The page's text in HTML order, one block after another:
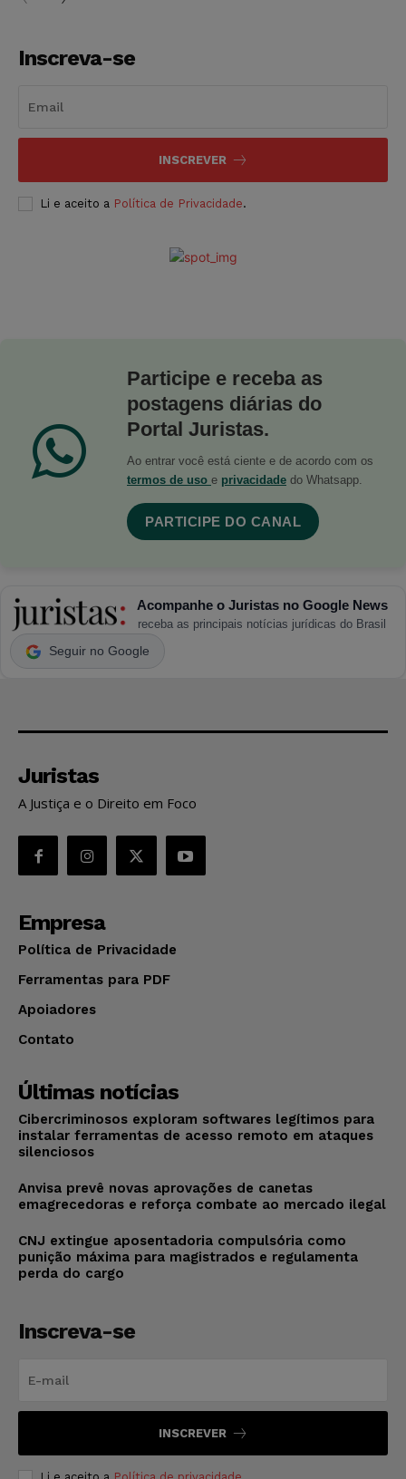
Inscreva-se
INSCREVER
Li e aceito a Política de Privacidade.
Participe e receba as
postagens diárias do
Portal Juristas.
Ao entrar você está ciente e de acordo com os
termos de uso e privacidade do Whatsapp.
PARTICIPE DO CANAL
Acompanhe o Juristas no Google News
receba as principais notícias jurídicas do Brasil
Seguir no Google
Juristas
A Justiça e o Direito em Foco
Empresa
Política de Privacidade
Ferramentas para PDF
Apoiadores
Contato
Últimas notícias
Cibercriminosos exploram softwares legítimos para
instalar ferramentas de acesso remoto em ataques
silenciosos
Anvisa prevê novas aprovações de canetas
emagrecedoras e reforça combate ao mercado ilegal
CNJ extingue aposentadoria compulsória como
punição máxima para magistrados e regulamenta
perda do cargo
Inscreva-se
INSCREVER